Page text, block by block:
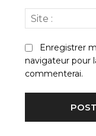
Enregistrer
navigateur pour
commenterai.